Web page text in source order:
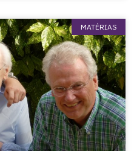
MATÉRIAS